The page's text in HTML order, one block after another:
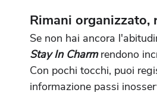
Rimani organizzato,
Se non hai ancora
Stay In Charm rendono
Con pochi tocchi, puoi
informazione passi